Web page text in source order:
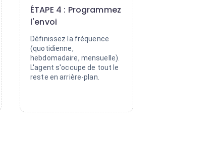
ÉTAPE 4 : Programmez
l'envoi
Définissez la fréquence
(quotidienne,
hebdomadaire, mensuelle).
L'agent s'occupe de tout le
reste en arrière-plan.